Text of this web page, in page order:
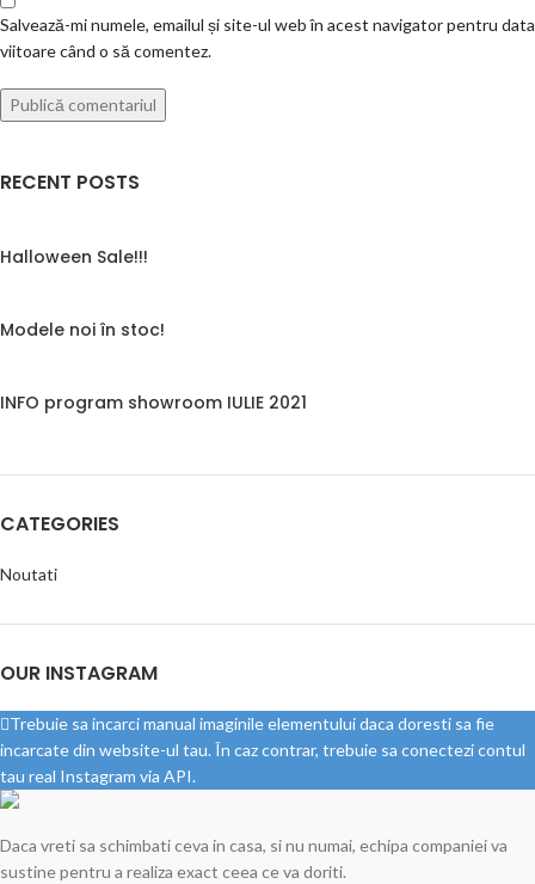
Salvează-mi numele, emailul și site-ul web în acest navigator pentru data
viitoare când o să comentez.
RECENT POSTS
Halloween Sale!!!
Modele noi în stoc!
INFO program showroom IULIE 2021
CATEGORIES
Noutati
OUR INSTAGRAM
Trebuie sa incarci manual imaginile elementului daca doresti sa fie
incarcate din website-ul tau. În caz contrar, trebuie sa conectezi contul
tau real Instagram via API.
Daca vreti sa schimbati ceva in casa, si nu numai, echipa companiei va
sustine pentru a realiza exact ceea ce va doriti.